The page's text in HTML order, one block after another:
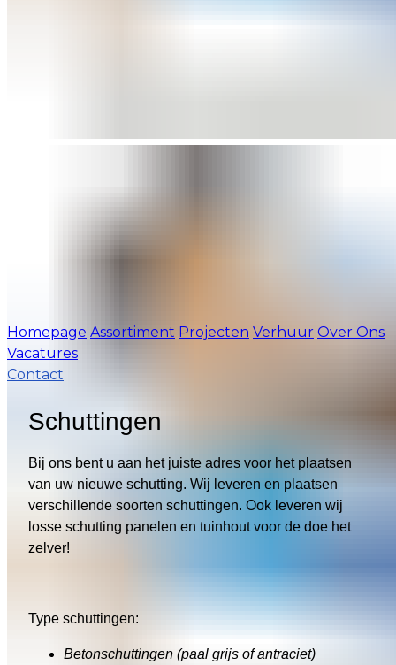
Homepage Assortiment Projecten Verhuur Over Ons
Vacatures
Contact
Schuttingen
Bij ons bent u aan het juiste adres voor het plaatsen
van uw nieuwe schutting. Wij leveren en plaatsen
verschillende soorten schuttingen. Ook leveren wij
losse schutting panelen en tuinhout voor de doe het
zelver!
Type schuttingen:
Betonschuttingen (paal grijs of antraciet)